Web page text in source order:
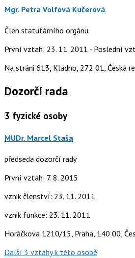
Mgr. Petra Volfová Kučerová
Člen statutárního orgánu
První vztah: 23. 11. 2011 - Poslední
Na stráni 613, Kladno, 272 01, Česká
Dozorčí rada
3 fyzické osoby
MUDr. Marcel Staša
předseda dozorčí rady
První vztah: 7. 8. 2015
vznik členství: 23. 11. 2011
vznik funkce: 23. 11. 2011
Horáčkova 1210/15, Praha, 140 00,
Další 3 vztahy k této osobě